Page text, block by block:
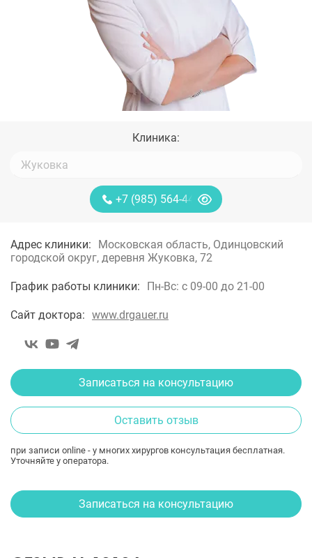
Клиника:
+7 (985) 564-44-85
Адрес клиники:
Московская область, Одинцовский
городской округ, деревня Жуковка, 72
График работы клиники: Пн-Вс: с 09-00 до 21-00
Сайт доктора: www.drgauer.ru
Записаться на консультацию
Оставить отзыв
при записи online - у многих хирургов консультация бесплатная.
Уточняйте у оператора.
Записаться на консультацию